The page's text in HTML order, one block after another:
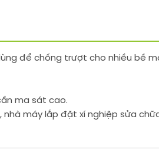
để chống trượt cho nhiều bề
ma sát cao.
máy lắp đặt xí nghiệp sửa